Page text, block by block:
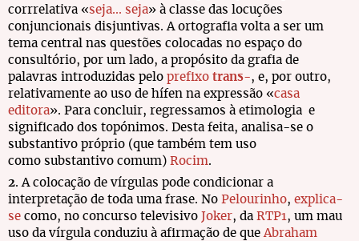
corrrelativa «seja... seja» à classe das locuções
conjuncionais disjuntivas. A ortografia volta a ser um
tema central nas questões colocadas no espaço do
consultório, por um lado, a propósito da grafia de
palavras introduzidas pelo prefixo trans-, e, por outro,
relativamente ao uso de hífen na expressão «casa
editora». Para concluir, regressamos à etimologia e
significado dos topónimos. Desta feita, analisa-se o
substantivo próprio (que também tem uso
como substantivo comum) Rocim.
2. A colocação de vírgulas pode condicionar a
interpretação de toda uma frase. No Pelourinho, explica-
se como, no concurso televisivo Joker, da RTP1, um mau
uso da vírgula conduziu à afirmação de queAbraham